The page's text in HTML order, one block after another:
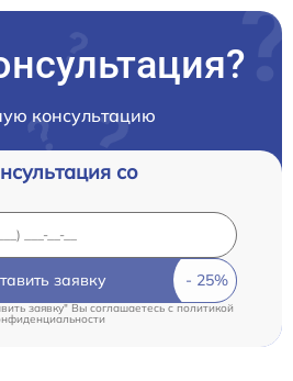
консультацию
со
заявку
заявку" Вы соглашаетесь cполитикой